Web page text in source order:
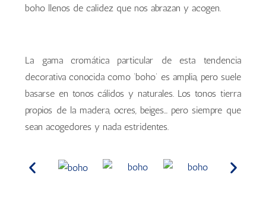
boho llenos de calidez que nos abrazan y acogen.
La gama cromática particular de esta tendencia
decorativa conocida como ‘boho’ es amplia, pero suele
basarse en tonos cálidos y naturales. Los tonos tierra
propios de la madera, ocres, beiges… pero siempre que
sean acogedores y nada estridentes.